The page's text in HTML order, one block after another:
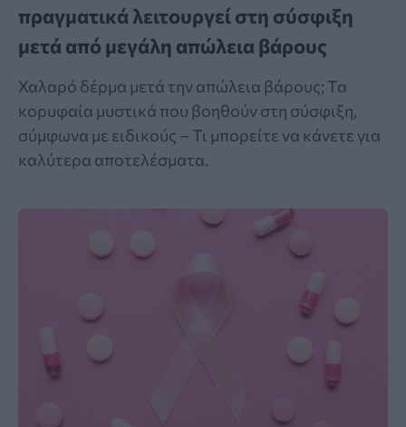
πραγματικά λειτουργεί στη σύσφιξη
μετά από μεγάλη απώλεια βάρους
Χαλαρό δέρμα μετά την απώλεια βάρους; Τα
κορυφαία μυστικά που βοηθούν στη σύσφιξη,
σύμφωνα με ειδικούς – Τι μπορείτε να κάνετε για
καλύτερα αποτελέσματα.